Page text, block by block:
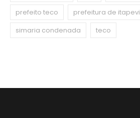
prefeito teco
prefeitura de itapevi
simaria condenada
teco